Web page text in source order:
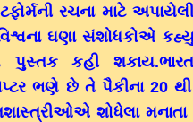
રચના માટે
ઘણા સંશોધકોએ
પુસ્તક કહી
ભણે છે તે પૈકીના 20
શોધેલા મનાતા